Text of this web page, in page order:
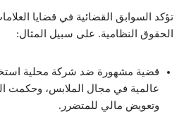
تؤكد السوابق القضائية في قضايا
الحقوق النظامية. على سبيل المثال:
قضية مشهورة ضد شركة محلية
عالمية في مجال الملابس، وحكمت
وتعويض مالي للمتضرر.